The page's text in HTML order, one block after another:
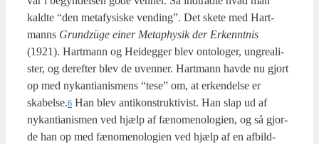
kald­te “den meta­fy­si­ske ven­ding”. Det ske­te med Hart­
manns Grundzü­ge einer Metap­hy­sik der Erken­nt­nis
(1921). Hart­mann og Hei­deg­ger blev onto­lo­ger, ungre­a­li­
ster, og der­ef­ter blev de uven­ner. Hart­mann hav­de nu gjort
op med nykan­ti­a­nis­mens “tese” om, at erken­del­se er
skabelse.6 Han blev anti­kon­struk­ti­vist. Han slap ud af
nykan­ti­a­nis­men ved hjælp af fæno­meno­lo­gi­en, og så gjor­
de han op med fæno­meno­lo­gi­en ved hjælp af en afbild­